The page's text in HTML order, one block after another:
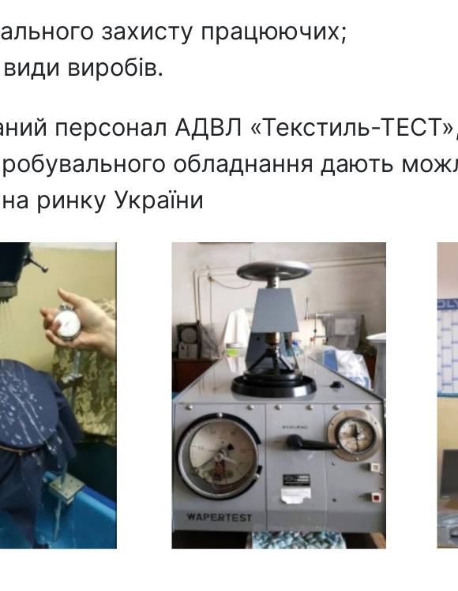
захисту працюючих;
виробів.
персонал АДВЛ «Текстиль-
обладнання дають
ринку України